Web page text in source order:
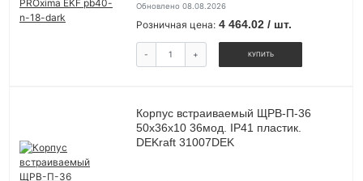
Обновлено 08.08.2026
Розничная цена: 4 464.02 / шт.
- + КУПИТЬ
Корпус встраиваемый ЩРВ-П-36
50х36х10 36мод. IP41 пластик.
DEKraft 31007DEK